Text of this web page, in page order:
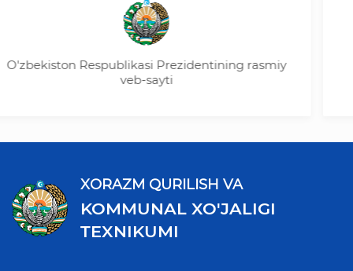
Ta'lim vazirligi qaror va farmonlari
Xorazm viloyati boshqarmasi qarorlari
Respublikasi Prezidentining rasmiy
veb-sayti
XORAZM QURILISH VA
KOMMUNAL XO'JALIGI
TEXNIKUMI